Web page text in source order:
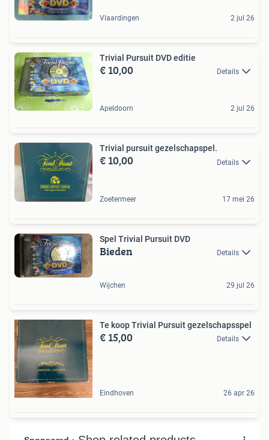
Vlaardingen 2 jul 26
Trivial Pursuit DVD editie
€ 10,00 Details
Apeldoorn 2 jul 26
Trivial pursuit gezelschapspel.
€ 10,00 Details
Zoetermeer 17 mei 26
Spel Trivial Pursuit DVD
Bieden Details
Wijchen 29 jul 26
Te koop Trivial Pursuit gezelschapsspel
€ 15,00 Details
Eindhoven 26 apr 26